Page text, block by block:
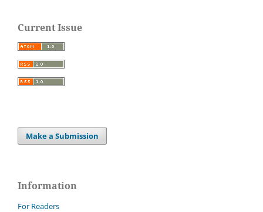
Current Issue
Make a Submission
Information
For Readers